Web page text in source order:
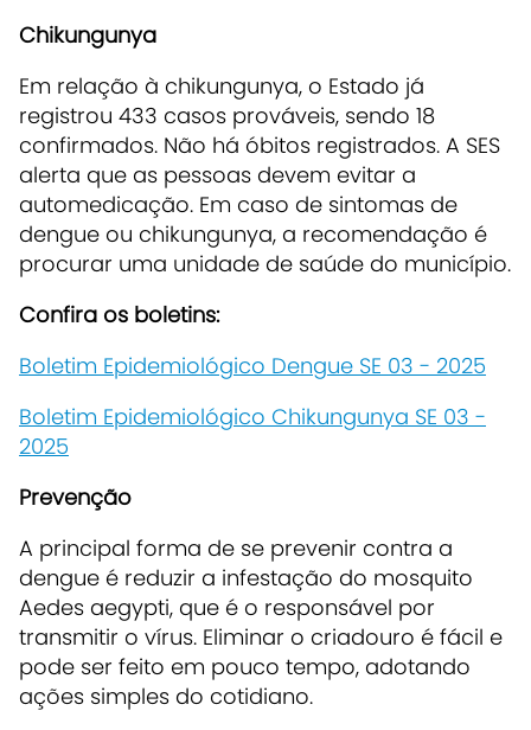
Chikungunya
Em relação à chikungunya, o Estado já
registrou 433 casos prováveis, sendo 18
confirmados. Não há óbitos registrados. A SES
alerta que as pessoas devem evitar a
automedicação. Em caso de sintomas de
dengue ou chikungunya, a recomendação é
procurar uma unidade de saúde do município.
Confira os boletins:
Boletim Epidemiológico Dengue SE 03 - 2025
Boletim Epidemiológico Chikungunya SE 03 -
2025
Prevenção
A principal forma de se prevenir contra a
dengue é reduzir a infestação do mosquito
Aedes aegypti, que é o responsável por
transmitir o vírus. Eliminar o criadouro é fácil e
pode ser feito em pouco tempo, adotando
ações simples do cotidiano.